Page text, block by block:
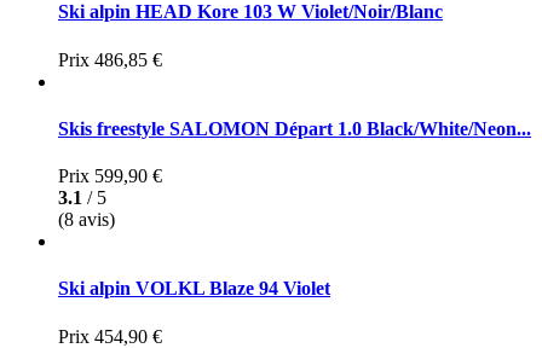
Ski alpin HEAD Kore 103 W Violet/Noir/Blanc
Prix 486,85 €
Skis freestyle SALOMON Départ 1.0 Black/White/Neon...
Prix 599,90 €
3.1 / 5
(8 avis)
Ski alpin VOLKL Blaze 94 Violet
Prix 454,90 €